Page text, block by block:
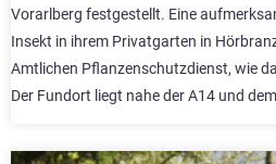
Vorarlberg festgestellt. Eine
Insekt in ihrem Privatgarten in
Amtlichen Pflanzenschutzdienst, wie
Der Fundort liegt nahe der A14 und